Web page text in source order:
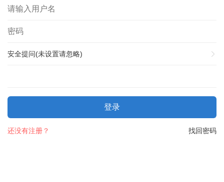
安全提问(未设置请忽略)
登录
找回密码
还没有注册？